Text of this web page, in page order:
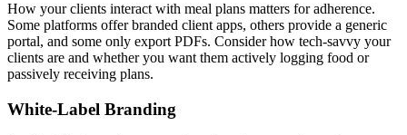
How your clients interact with meal plans matters for adherence.
Some platforms offer branded client apps, others provide a generic
portal, and some only export PDFs. Consider how tech-savvy your
clients are and whether you want them actively logging food or
passively receiving plans.
White-Label Branding